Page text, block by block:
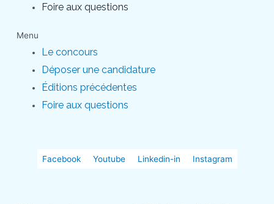
Foire aux questions
Menu
Le concours
Déposer une candidature
Éditions précédentes
Foire aux questions
Facebook Youtube Linkedin-in Instagram